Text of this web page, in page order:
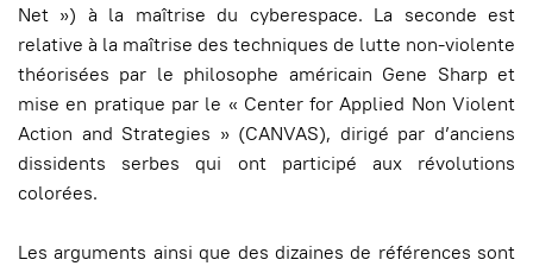
Net ») à la maîtrise du cyberespace. La seconde est
relative à la maîtrise des techniques de lutte non-violente
théorisées par le philosophe américain Gene Sharp et
mise en pratique par le « Center for Applied Non Violent
Action and Strategies » (CANVAS), dirigé par d’anciens
dissidents serbes qui ont participé aux révolutions
colorées.
Les arguments ainsi que des dizaines de références sont